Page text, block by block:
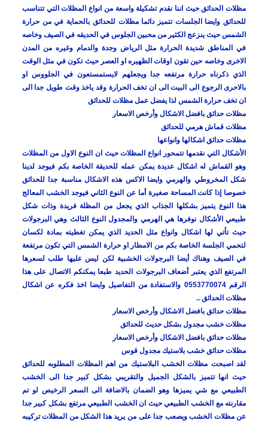
مظلات الحدائق حيث اننا نقدم تشكيلة واسعة من انواع المظلات التي تتناسب
للحدائق وايضا الجلسات تتميز دائما مظلات للحدائق بالحماية في من حرارة
الشمس حيث ينزعج الكثير من محبين الجلوس في الحديقه في الصيف وخاصه
في المناطق شديدة الحرارة مثل الرياض وجدة والدمام وغيره من المدن
الاخرى وخاصه حين تقون اوقات الظهيره او العصر حيث تكون في مثل الوقت
الذي ذكرناه حرارة مرتفعه جدا ويجعلهم لايستمستعون في الجلووس او
بالاحرى الرجوع الى البيت الى ان تخف الحرارة وقد ياخذ وقت طويل جدا الى
ان تخف حرارة الشمس لذا يفضل عمل مظلات للحدائق
مظلات حدائق بافضل الاشكال وأرخص الاسعار
مظلات قماش هرمي للحدائق
مظلات حدائق اشكالها وانواعها
الأشكال التي نقدمها تتمحور انواع المظلات حيث ان النوع الاول من المظلات
وهو القماش له اشكال عديدة يمكن عمله للحديقة الخاصة بكم فيوجد لدينا
شكل المخروطي والهرمي وايضا الاكس هذه الاشكال مناسبة جدا للحدائق
خصوصا إذا كانت المساحة صغيرة أما عن النوع الثاني فيوجد الخشب المعالج
هذا النوع يتميز بشكلها الجذاب الذي يجعل من المظلة فريدة وذات شكل
طبيعي الأشكال نوفرها هي الهرمي والمجدول النوع الثالث وهي البرجولات
حيث تأتي لها اشكال وانواع مثل الحديد الذي يمكن تغطيته بمادة لكسان
لتحمي الجلسة الخاصة بكم من الامطار او حرارة الشمس التي تكون مرتفعة
في الصيف وهناك أيضا البرجولات الخشبية لكن ليس عليها طلب لسعرها
المرتفع الذي يعتبر أضعاف البرجولات الحديد طبعا يمكنكم الاتصال على هذا
الرقم 0553770074 والاستفادة من التفاصيل وايضا اخذ فكره عن اشكال
مظلات الحدائق ..
مظلات حدائق بافضل الاشكال وأرخص الاسعار
مظلات خشب مجدول بشكل حديث للحدائق
مظلات حدائق بافضل الاشكال وأرخص الاسعار
مظلات حدائق خشب بلاستيك مجدول قوس
لقد اصبحت مظلات الخشب البلاستيك من اهم المظلات المطلوبه للحدائق
حيث انها تتميز بالشكل الجميل والتقريبي بشكل كبير جدا الى الخشب
الطبيعي مع شي يميزها وهو الضمان بالاضافة الى السعر الرخيص لو تم
مقارنته مع الخشب الطبيعي حيث ان الخشب الطبيعي مرتفع بشكل كبير جدا
عن مظلات الخشب ويصعب جدا على من يريد هذا الشكل من المظلات تركيبه